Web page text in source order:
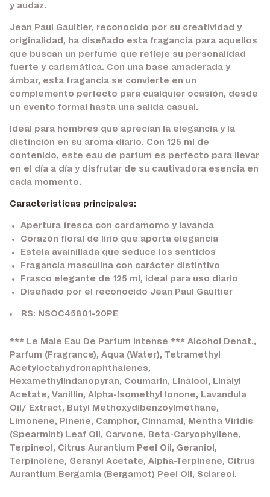
y audaz.
Jean Paul Gaultier, reconocido por su creatividad y
originalidad, ha diseñado esta fragancia para aquellos
que buscan un perfume que refleje su personalidad
fuerte y carismática. Con una base amaderada y
ámbar, esta fragancia se convierte en un
complemento perfecto para cualquier ocasión, desde
un evento formal hasta una salida casual.
Ideal para hombres que aprecian la elegancia y la
distinción en su aroma diario. Con 125 ml de
contenido, este eau de parfum es perfecto para llevar
en el día a día y disfrutar de su cautivadora esencia en
cada momento.
Características principales:
Apertura fresca con cardamomo y lavanda
Corazón floral de lirio que aporta elegancia
Estela avainillada que seduce los sentidos
Fragancia masculina con carácter distintivo
Frasco elegante de 125 ml, ideal para uso diario
Diseñado por el reconocido Jean Paul Gaultier
RS: NSOC45801-20PE
*** Le Male Eau De Parfum Intense *** Alcohol Denat.,
Parfum (Fragrance), Aqua (Water), Tetramethyl
Acetyloctahydronaphthalenes,
Hexamethylindanopyran, Coumarin, Linalool, Linalyl
Acetate, Vanillin, Alpha-Isomethyl Ionone, Lavandula
Oil/ Extract, Butyl Methoxydibenzoylmethane,
Limonene, Pinene, Camphor, Cinnamal, Mentha Viridis
(Spearmint) Leaf Oil, Carvone, Beta-Caryophyllene,
Terpineol, Citrus Aurantium Peel Oil, Geraniol,
Terpinolene, Geranyl Acetate, Alpha-Terpinene, Citrus
Aurantium Bergamia (Bergamot) Peel Oil, Sclareol.